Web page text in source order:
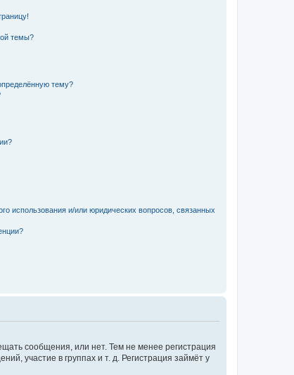
темы?
тему?
использования и/или юридических вопросов, связанных
сообщения, или нет. Тем не менее регистрация
участие в группах и т. д. Регистрация займёт у